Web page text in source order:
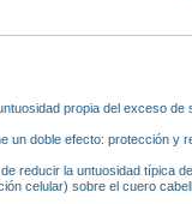
propia del exceso
un doble efecto: protección y
reducir la untuosidad típica
celular) sobre el cuero